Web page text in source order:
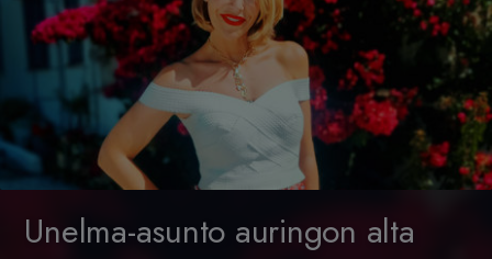
Unelma-asunto auringon alta